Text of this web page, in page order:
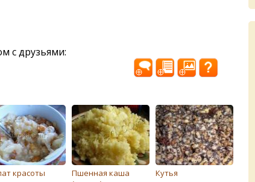
с друзьями:
красоты
Пшенная каша
Кутья